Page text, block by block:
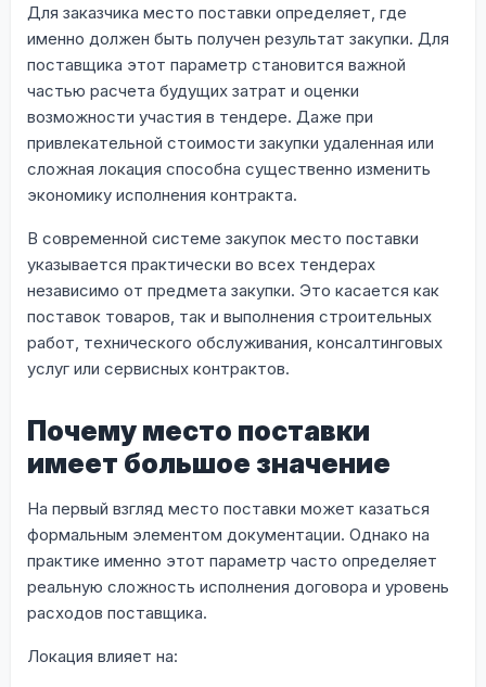
Для заказчика место поставки определяет, где
именно должен быть получен результат закупки. Для
поставщика этот параметр становится важной
частью расчета будущих затрат и оценки
возможности участия в тендере. Даже при
привлекательной стоимости закупки удаленная или
сложная локация способна существенно изменить
экономику исполнения контракта.
В современной системе закупок место поставки
указывается практически во всех тендерах
независимо от предмета закупки. Это касается как
поставок товаров, так и выполнения строительных
работ, технического обслуживания, консалтинговых
услуг или сервисных контрактов.
Почему место поставки
имеет большое значение
На первый взгляд место поставки может казаться
формальным элементом документации. Однако на
практике именно этот параметр часто определяет
реальную сложность исполнения договора и уровень
расходов поставщика.
Локация влияет на: